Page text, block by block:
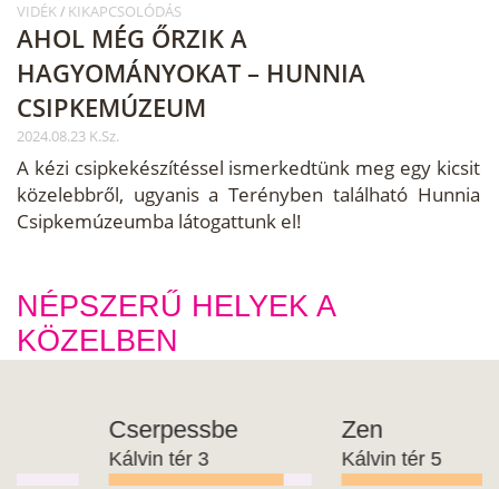
VIDÉK/ KIKAPCSOLÓDÁS
AHOL MÉG ŐRZIK A
HAGYOMÁNYOKAT – HUNNIA
CSIPKEMÚZEUM
2024.08.23 K.Sz.
A kézi csipkekészítéssel ismerkedtünk meg egy kicsit
közelebbről, ugyanis a Terényben található Hunnia
Csipkemúzeumba látogattunk el!
NÉPSZERŰ HELYEK A
KÖZELBEN
Cserpessbe
Kálvin tér 3
Kálvin tér 5